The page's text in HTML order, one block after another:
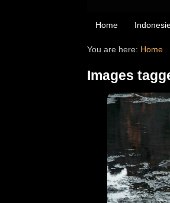
Home
You are here: Home
Images